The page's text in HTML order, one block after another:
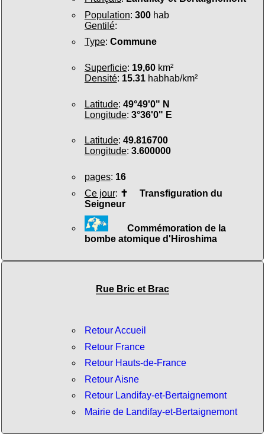
Population: 300hab
Gentilé:
Type: Commune
Superficie: 19,60km²
Densité: 15.31habhab/km²
Latitude: 49°49'0" N
Longitude: 3°36'0" E
Latitude: 49.816700
Longitude: 3.600000
pages: 16
Ce jour: ✝ Transfiguration du
Seigneur
Commémoration de la
bombe atomique d'Hiroshima
Rue Bric et Brac
Retour Accueil
Retour France
Retour Hauts-de-France
Retour Aisne
Retour Landifay-et-Bertaignemont
Mairie de Landifay-et-Bertaignemont